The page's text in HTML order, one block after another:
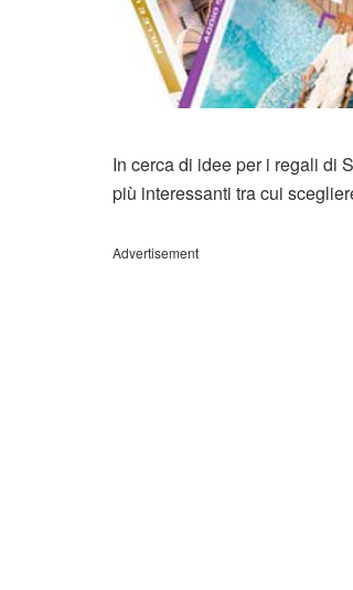
In cerca di idee per i regali di
più interessanti tra cui
Advertisement